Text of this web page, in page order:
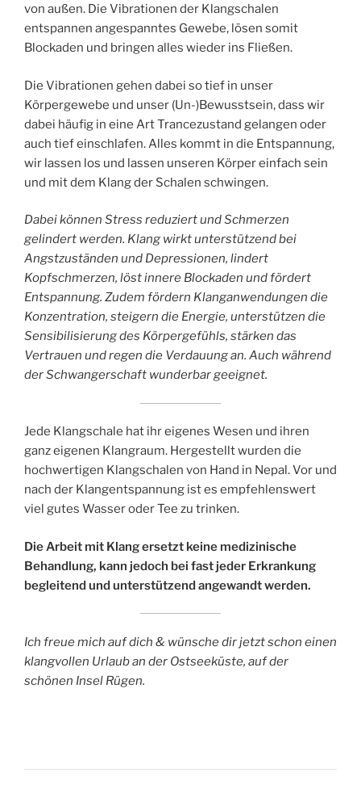
von außen. Die Vibrationen der Klangschalen
entspannen angespanntes Gewebe, lösen somit
Blockaden und bringen alles wieder ins Fließen.
Die Vibrationen gehen dabei so tief in unser
Körpergewebe und unser (Un-)Bewusstsein, dass wir
dabei häufig in eine Art Trancezustand gelangen oder
auch tief einschlafen. Alles kommt in die Entspannung,
wir lassen los und lassen unseren Körper einfach sein
und mit dem Klang der Schalen schwingen.
Dabei können Stress reduziert und Schmerzen
gelindert werden. Klang wirkt unterstützend bei
Angstzuständen und Depressionen, lindert
Kopfschmerzen, löst innere Blockaden und fördert
Entspannung. Zudem fördern Klanganwendungen die
Konzentration, steigern die Energie, unterstützen die
Sensibilisierung des Körpergefühls, stärken das
Vertrauen und regen die Verdauung an. Auch während
der Schwangerschaft wunderbar geeignet.
Jede Klangschale hat ihr eigenes Wesen und ihren
ganz eigenen Klangraum. Hergestellt wurden die
hochwertigen Klangschalen von Hand in Nepal. Vor und
nach der Klangentspannung ist es empfehlenswert
viel gutes Wasser oder Tee zu trinken.
Die Arbeit mit Klang ersetzt keine medizinische
Behandlung, kann jedoch bei fast jeder Erkrankung
begleitend und unterstützend angewandt werden.
Ich freue mich auf dich & wünsche dir jetzt schon einen
klangvollen Urlaub an der Ostseeküste, auf der
schönen Insel Rügen.